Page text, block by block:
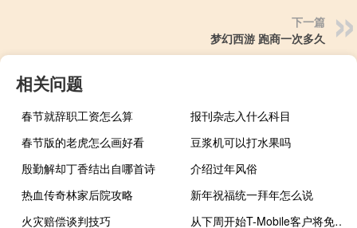
下一篇
梦幻西游 跑商一次多久
相关问题
春节就辞职工资怎么算
报刊杂志入什么科目
春节版的老虎怎么画好看
豆浆机可以打水果吗
殷勤解却丁香结出自哪首诗
介绍过年风俗
热血传奇林家后院攻略
新年祝福统一拜年怎么说
火灾赔偿谈判技巧
从下周开始T-Mobile客户将免费获得三个月的Pandora Premium